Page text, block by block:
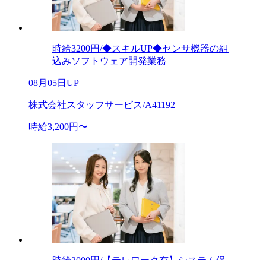
時給3200円/◆スキルUP◆センサ機器の組
込みソフトウェア開発業務
08月05日UP
株式会社スタッフサービス/A41192
時給3,200円〜